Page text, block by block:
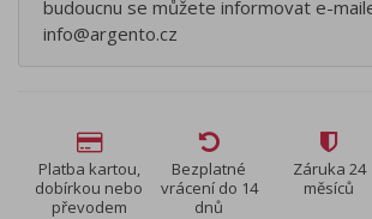
budoucnu se můžete informovat e-
info@argento.cz
Platba kartou,
dobírkou nebo
převodem
Bezplatné
vrácení do 14
dnů
Záruka 24
měsíců